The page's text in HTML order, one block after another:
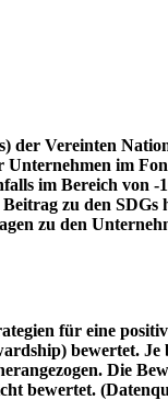
der Vereinten
Unternehmen im
im Bereich von -
zu den SDGs
zu den
für eine
bewertet. Je
Die
bewertet.